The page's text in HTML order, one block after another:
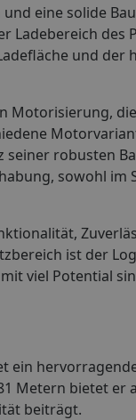
eine solide
Ladebereich des
und der
Motorisierung,
robusten
sowohl im
ist der
viel Potential
ein
Metern bietet
beiträgt.